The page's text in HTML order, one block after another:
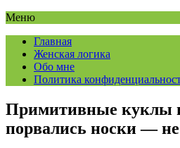
Меню
Главная
Женская логика
Обо мне
Политика
Примитивные куклы
порвались носки —